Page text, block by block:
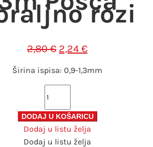
rozi
2,80€ Izvorna
bila
je:
2,24 €Trenutna
je:
Širina ispisa: 0,9-1,3mm
pc-
3m
Posca
DODAJ U KOŠARICU
Dodaj u listu želja
Dodaj u listu želja